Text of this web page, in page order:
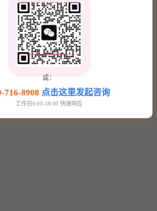
或：
716-8908 点击这里发起咨询
工作日9:00-18:00 快速响应